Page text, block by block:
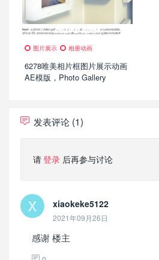
图片展示 相册动画
6278唯美相片框图片展示动画
AE模版，Photo Gallery
发表评论 (1)
请登录 后再参与讨论
xiaokeke5122
2021年09月26日
感谢 楼主